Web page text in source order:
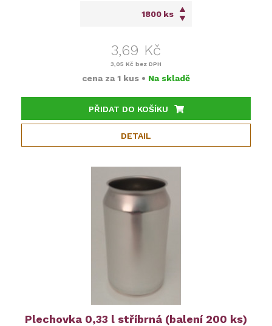
ks
3,69 Kč
3,05 Kč bez DPH
cena za 1 kus • Na skladě
PŘIDAT DO KOŠÍKU
DETAIL
Plechovka 0,33 l stříbrná (balení 200 ks)